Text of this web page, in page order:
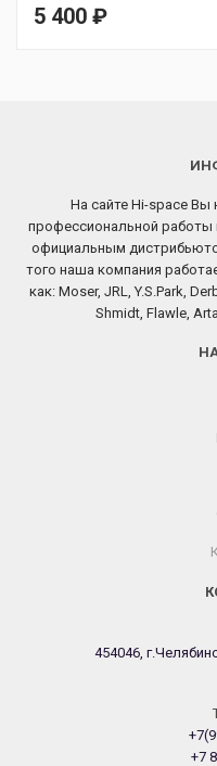
5 400 ₽
На сайте Hi-space Вы
профессиональной
официальным
того наша компания
как: Moser, JRL, Y.S.Park,
Shmidt, Flawle,
454046,
+7